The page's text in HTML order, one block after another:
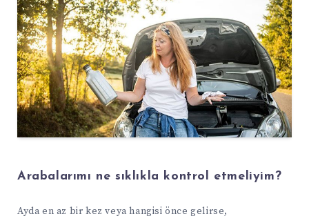
Arabalarımı ne sıklıkla kontrol etmeliyim?
Ayda en az bir kez veya hangisi önce gelirse,